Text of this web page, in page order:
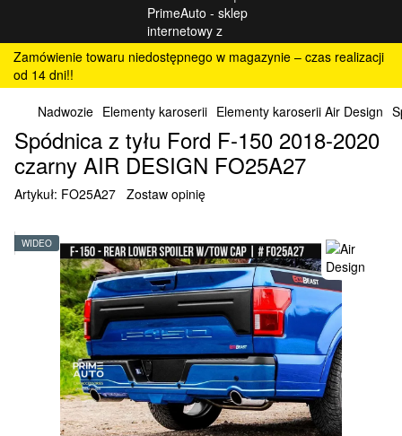
Zamówienie towaru niedostępnego w magazynie – czas realizacji
od 14 dni!!
Nadwozie Elementy karoserii Elementy karoserii Air Design
Spódnica z tyłu Ford F-150 2018-2020
czarny AIR DESIGN FO25A27
Artykuł: FO25A27 Zostaw opinię
WIDEO